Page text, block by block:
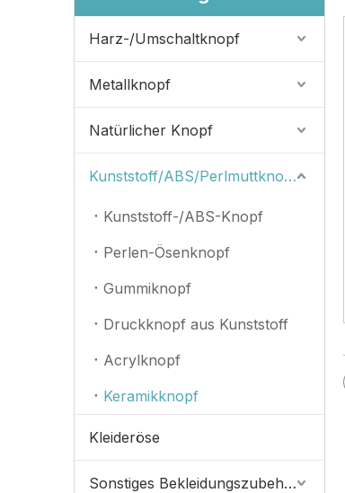
Harz-/Umschaltknopf
Metallknopf
Natürlicher Knopf
Kunststoff/ABS/Perlmuttknopf
Kunststoff-/ABS-Knopf
Perlen-Ösenknopf
Gummiknopf
Druckknopf aus Kunststoff
Acrylknopf
Keramikknopf
Kleideröse
Sonstiges Bekleidungszubehör